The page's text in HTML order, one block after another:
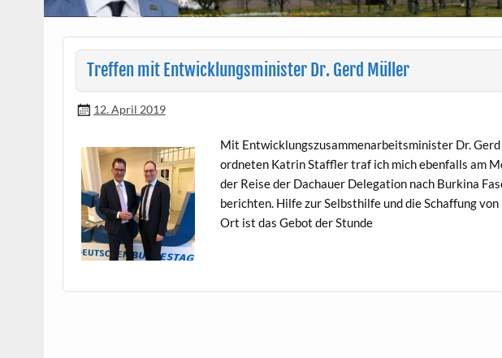
Treffen mit Entwicklungsminister Dr. Gerd Müller
12. April 2019
Mit Entwick­lungszusam­me­nar­beitsmin­is­ter Dr.
ord­neten Katrin Staffler traf ich mich eben­falls am
der Reise der Dachauer Del­e­ga­tion nach Burk­i­na
bericht­en. Hil­fe zur Selb­sthil­fe und die Schaf­fung
Ort ist das Gebot der Stunde